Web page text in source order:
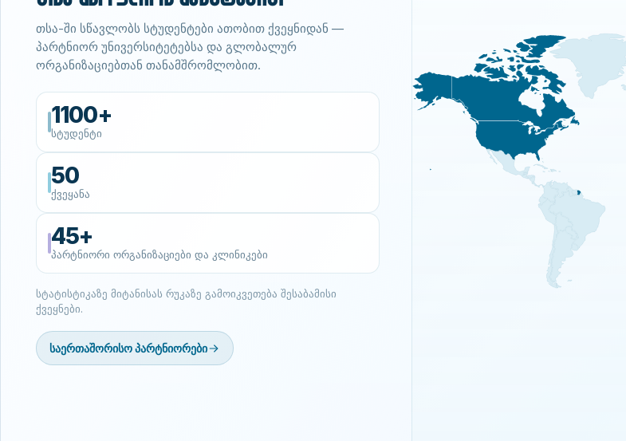
თსა მსოფლიოს მასშტაბით
თსა-ში სწავლობს სტუდენტები ათობით ქვეყნიდან —
პარტნიორ უნივერსიტეტებსა და გლობალურ
1100+
50
45+
სტატისტიკაზე მიტანისას რუკაზე გამოიკვეთება შესაბამისი
საერთაშორისო პარტნიორები